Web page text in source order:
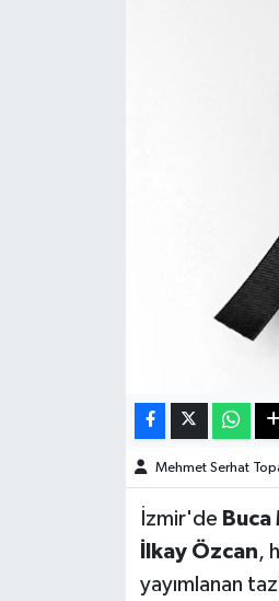
Mehmet Serhat
İzmir'de
İlkay Özcan,
yayımlanan
SürManşet
Teknoloji